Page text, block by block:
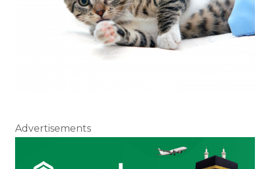
Advertisements